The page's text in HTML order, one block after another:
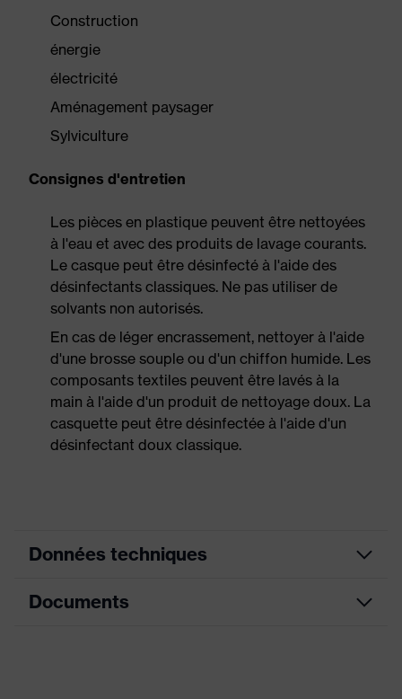
Construction
énergie
électricité
Aménagement paysager
Sylviculture
Consignes d'entretien
Les pièces en plastique peuvent être nettoyées
à l'eau et avec des produits de lavage courants.
Le casque peut être désinfecté à l'aide des
désinfectants classiques. Ne pas utiliser de
solvants non autorisés.
En cas de léger encrassement, nettoyer à l'aide
d'une brosse souple ou d'un chiffon humide. Les
composants textiles peuvent être lavés à la
main à l'aide d'un produit de nettoyage doux. La
casquette peut être désinfectée à l'aide d'un
désinfectant doux classique.
Données techniques
Montage
Documents